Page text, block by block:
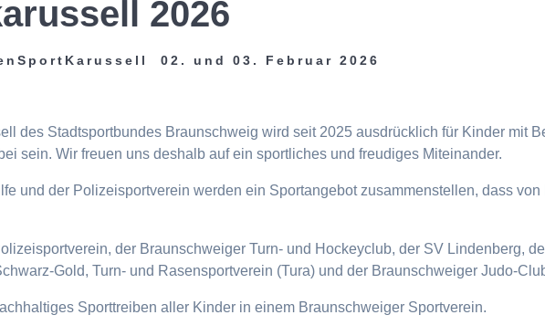
2026
02. und 03. Februar 2026
des Stadtsportbundes Braunschweig wird seit 2025 ausdrücklich für Kinder mit
sein. Wir freuen uns deshalb auf ein sportliches und freudiges Miteinander.
und der Polizeisportverein werden ein Sportangebot zusammenstellen, dass
der Braunschweiger Turn- und Hockeyclub, der SV Lindenberg,
Gold, Turn- und Rasensportverein (Tura) und der Braunschweiger Judo-
Sporttreiben aller Kinder in einem Braunschweiger Sportverein.